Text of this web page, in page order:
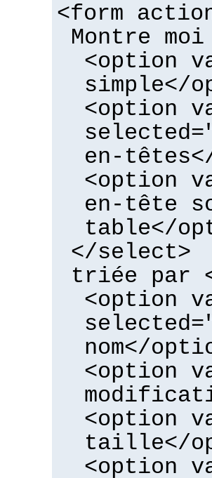
<form
Montre
<option
simple</
<option
en-
<option
en-tête
table</
</select>
triée par
<option
nom</
<option
<option
taille</
<option